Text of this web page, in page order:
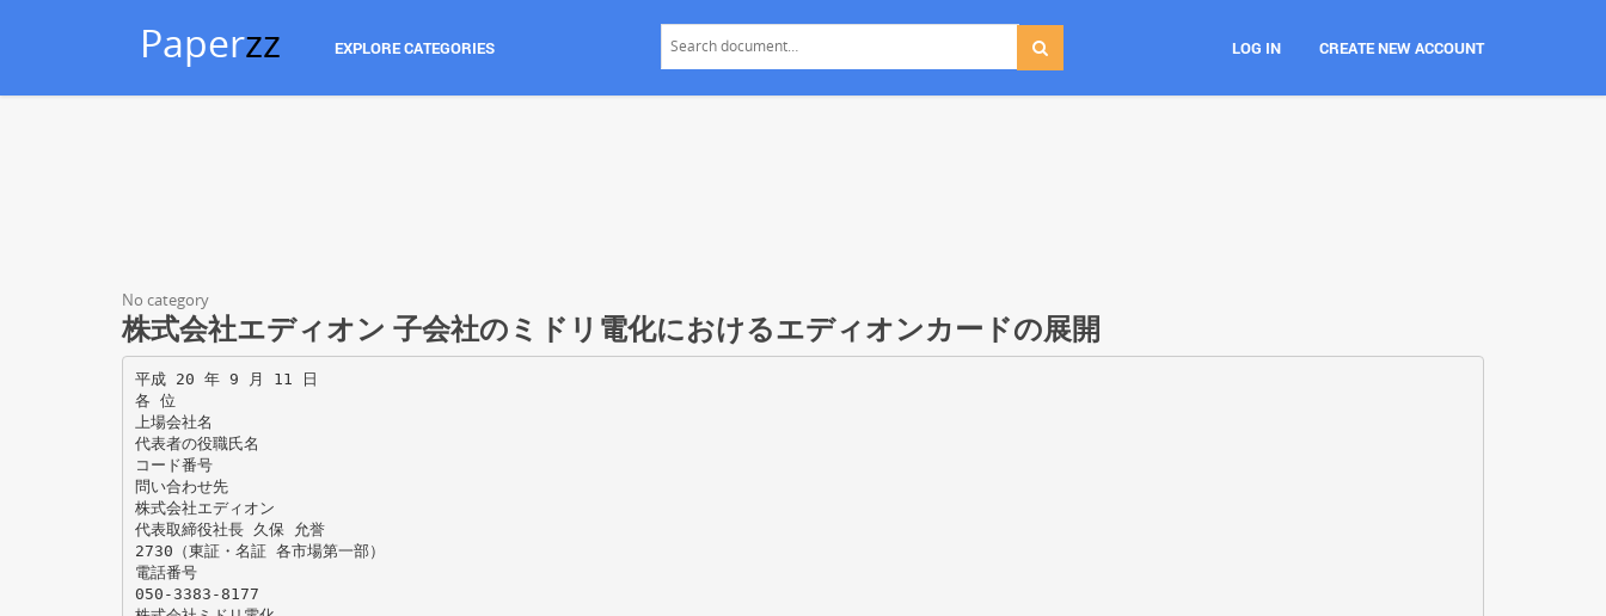
Paperzz EXPLORE CATEGORIES LOG IN CREATE NEW ACCOUNT
No category
株式会社エディオン 子会社のミドリ電化におけるエディオンカードの展開
平成 20 年 9 月 11 日
各 位
上場会社名
代表者の役職氏名
コード番号
問い合わせ先
株式会社エディオン
代表取締役社長 久保 允誉
2730（東証・名証 各市場第一部）
電話番号
050-3383-8177